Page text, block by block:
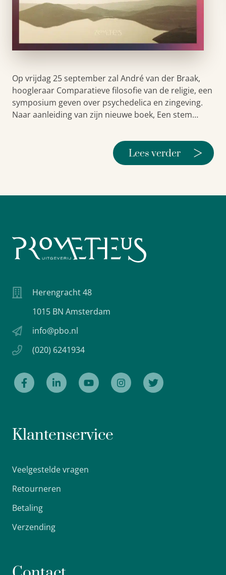
Op vrijdag 25 september zal André van der Braak,
hoogleraar Comparatieve filosofie van de religie, een
symposium geven over psychedelica en zingeving.
Naar aanleiding van zijn nieuwe boek, Een stem…
Lees verder >
Herengracht 48
1015 BN Amsterdam
info@pbo.nl
(020) 6241934
Klantenservice
Veelgestelde vragen
Retourneren
Betaling
Verzending